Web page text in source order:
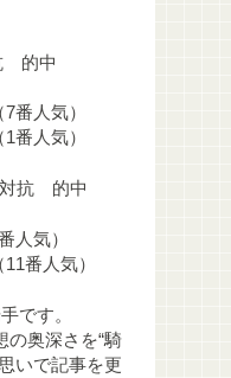
的中
番人気）
番人気）
抗 的中
人気）
番人気）
です。
の奥深さを“騎
いで記事を更